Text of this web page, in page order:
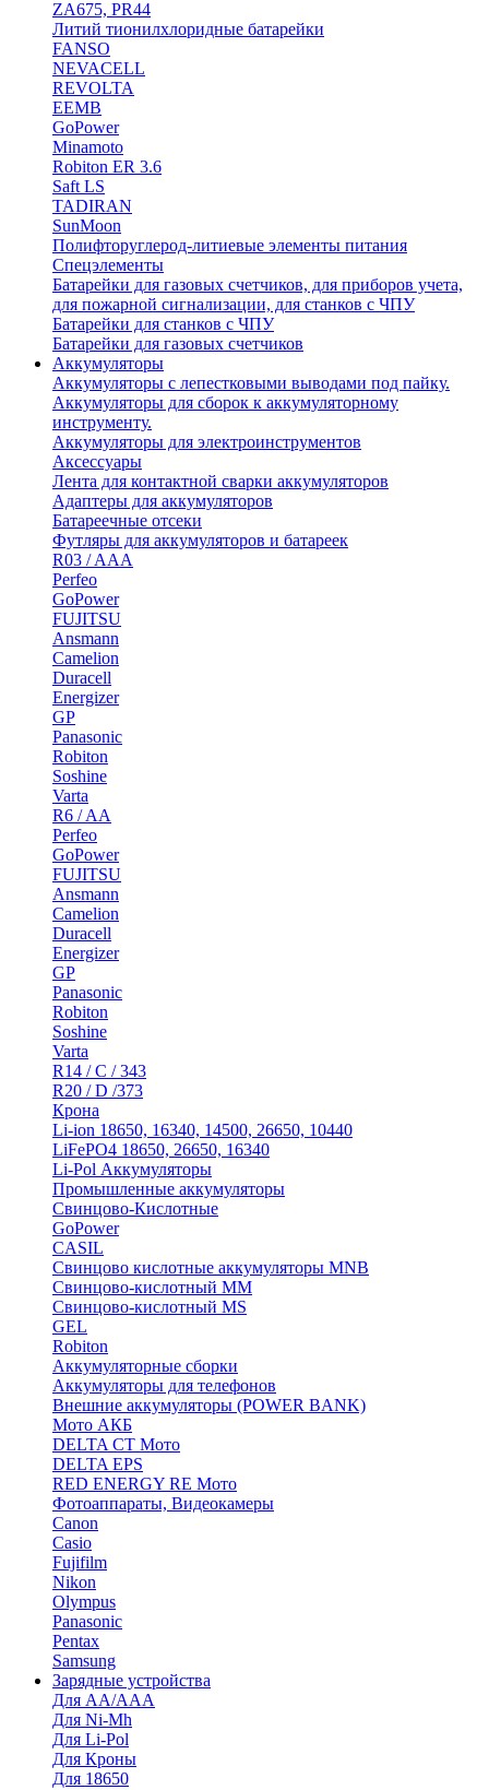
ZA675, PR44
Литий тионилхлоридные батарейки
FANSO
NEVACELL
REVOLTA
EEMB
GoPower
Minamoto
Robiton ER 3.6
Saft LS
TADIRAN
SunMoon
Полифторуглерод-литиевые элементы питания
Спецэлементы
Батарейки для газовых счетчиков, для приборов учета,
для пожарной сигнализации, для станков с ЧПУ
Батарейки для станков с ЧПУ
Батарейки для газовых счетчиков
Аккумуляторы
Аккумуляторы с лепестковыми выводами под пайку.
Аккумуляторы для сборок к аккумуляторному
инструменту.
Аккумуляторы для электроинструментов
Аксессуары
Лента для контактной сварки аккумуляторов
Адаптеры для аккумуляторов
Батареечные отсеки
Футляры для аккумуляторов и батареек
R03 / AAA
Perfeo
GoPower
FUJITSU
Ansmann
Camelion
Duracell
Energizer
GP
Panasonic
Robiton
Soshine
Varta
R6 / AA
Perfeo
GoPower
FUJITSU
Ansmann
Camelion
Duracell
Energizer
GP
Panasonic
Robiton
Soshine
Varta
R14 / C / 343
R20 / D /373
Крона
Li-ion 18650, 16340, 14500, 26650, 10440
LiFePO4 18650, 26650, 16340
Li-Pol Аккумуляторы
Промышленные аккумуляторы
Свинцово-Кислотные
GoPower
CASIL
Свинцово кислотные аккумуляторы MNB
Cвинцово-кислотный MM
Cвинцово-кислотный MS
GEL
Robiton
Аккумуляторные сборки
Аккумуляторы для телефонов
Внешние аккумуляторы (POWER BANK)
Мото АКБ
DELTA CT Мото
DELTA EPS
RED ENERGY RE Мото
Фотоаппараты, Видеокамеры
Canon
Casio
Fujifilm
Nikon
Olympus
Panasonic
Pentax
Samsung
Зарядные устройства
Для AA/AAA
Для Ni-Mh
Для Li-Pol
Для Кроны
Для 18650